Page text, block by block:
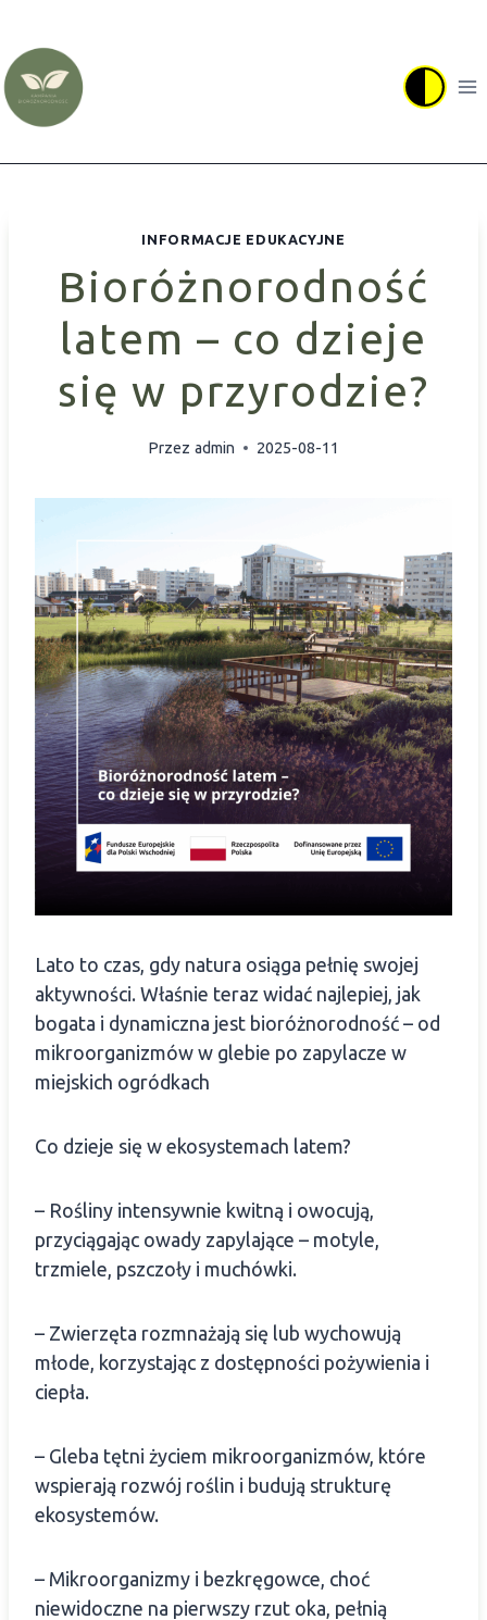
treści
INFORMACJE EDUKACYJNE
Bioróżnorodność
latem – co dzieje
się w przyrodzie?
Przez admin 2025-08-11
Lato to czas, gdy natura osiąga pełnię swojej
aktywności. Właśnie teraz widać najlepiej, jak
bogata i dynamiczna jest bioróżnorodność – od
mikroorganizmów w glebie po zapylacze w
miejskich ogródkach
Co dzieje się w ekosystemach latem?
– Rośliny intensywnie kwitną i owocują,
przyciągając owady zapylające – motyle,
trzmiele, pszczoły i muchówki.
– Zwierzęta rozmnażają się lub wychowują
młode, korzystając z dostępności pożywienia i
ciepła.
– Gleba tętni życiem mikroorganizmów, które
wspierają rozwój roślin i budują strukturę
ekosystemów.
– Mikroorganizmy i bezkręgowce, choć
niewidoczne na pierwszy rzut oka, pełnią